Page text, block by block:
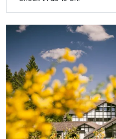
Einzelzimmer Komfort
1 Erwachsenen und 2 Kinder